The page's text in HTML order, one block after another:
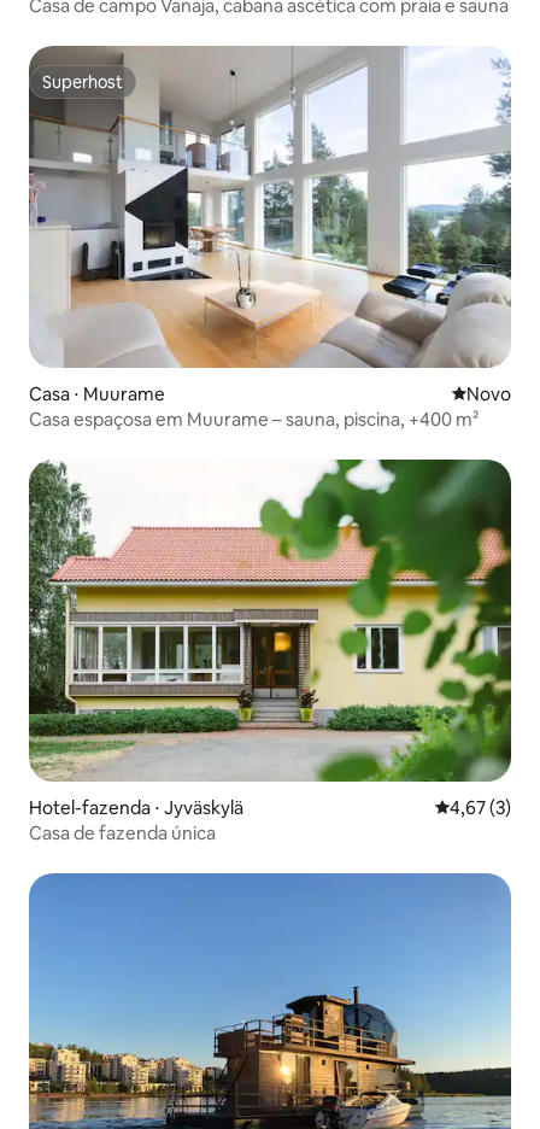
Casa de campo Vanaja, cabana ascética com praia e sauna
Superhost
Superhost
Casa ⋅ Muurame Novo
Novo
Casa espaçosa em Muurame – sauna, piscina, +400 m²
Hotel-fazenda ⋅ Jyväskylä 4,67 de
4,67 (3)
Casa de fazenda única